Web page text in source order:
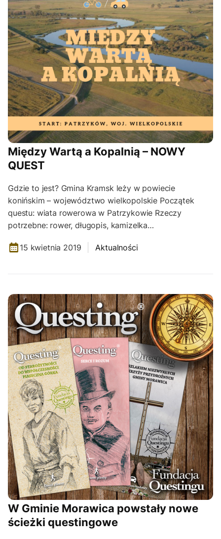
Między Wartą a Kopalnią – NOWY
QUEST
Gdzie to jest? Gmina Kramsk leży w powiecie
konińskim – województwo wielkopolskie Początek
questu: wiata rowerowa w Patrzykowie Rzeczy
potrzebne: rower, długopis, kamizelka…
15 kwietnia 2019 Aktualności
W Gminie Morawica powstały nowe
ścieżki questingowe